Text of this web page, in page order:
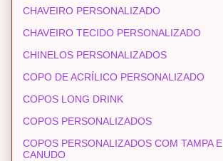
CHAVEIRO PERSONALIZADO
CHAVEIRO TECIDO PERSONALIZADO
CHINELOS PERSONALIZADOS
COPO DE ACRÍLICO PERSONALIZADO
COPOS LONG DRINK
COPOS PERSONALIZADOS
COPOS PERSONALIZADOS COM TAMPA E
CANUDO